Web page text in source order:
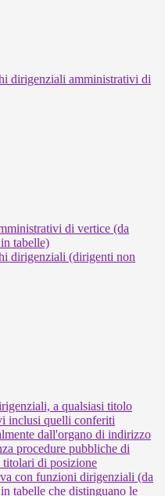
dirigenziali amministrativi di
di vertice (da
tabelle)
dirigenziali (dirigenti non
a qualsiasi titolo
inclusi quelli conferiti
dall'organo di indirizzo
procedure pubbliche di
titolari di posizione
con funzioni dirigenziali (da
tabelle che distinguano le